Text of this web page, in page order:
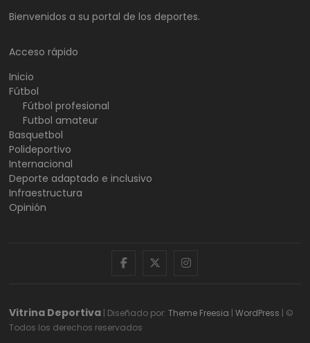
Bienvenidos a su portal de los deportes.
Acceso rápido
Inicio
Fútbol
Fútbol profesional
Futbol amateur
Basquetbol
Polideportivo
Internacional
Deporte adaptado e inclusivo
Infraestructura
Opinión
facebooktwitterinstagram
Vitrina Deportiva | Diseñado por:Theme Freesia |WordPress | ©
Todos los derechos reservados